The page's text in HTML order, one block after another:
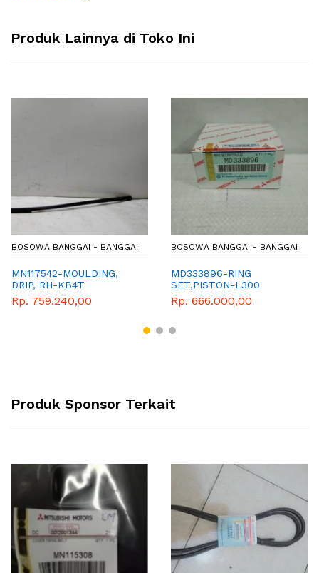
Produk Lainnya di Toko Ini
BOSOWA BANGGAI - BANGGAI
MN117542-MOULDING,
DRIP, RH-KB4T
Rp. 759.240,00
BOSOWA BANGGAI - BANGGAI
MD333896-RING
SET,PISTON-L300
Rp. 666.000,00
Produk Sponsor Terkait